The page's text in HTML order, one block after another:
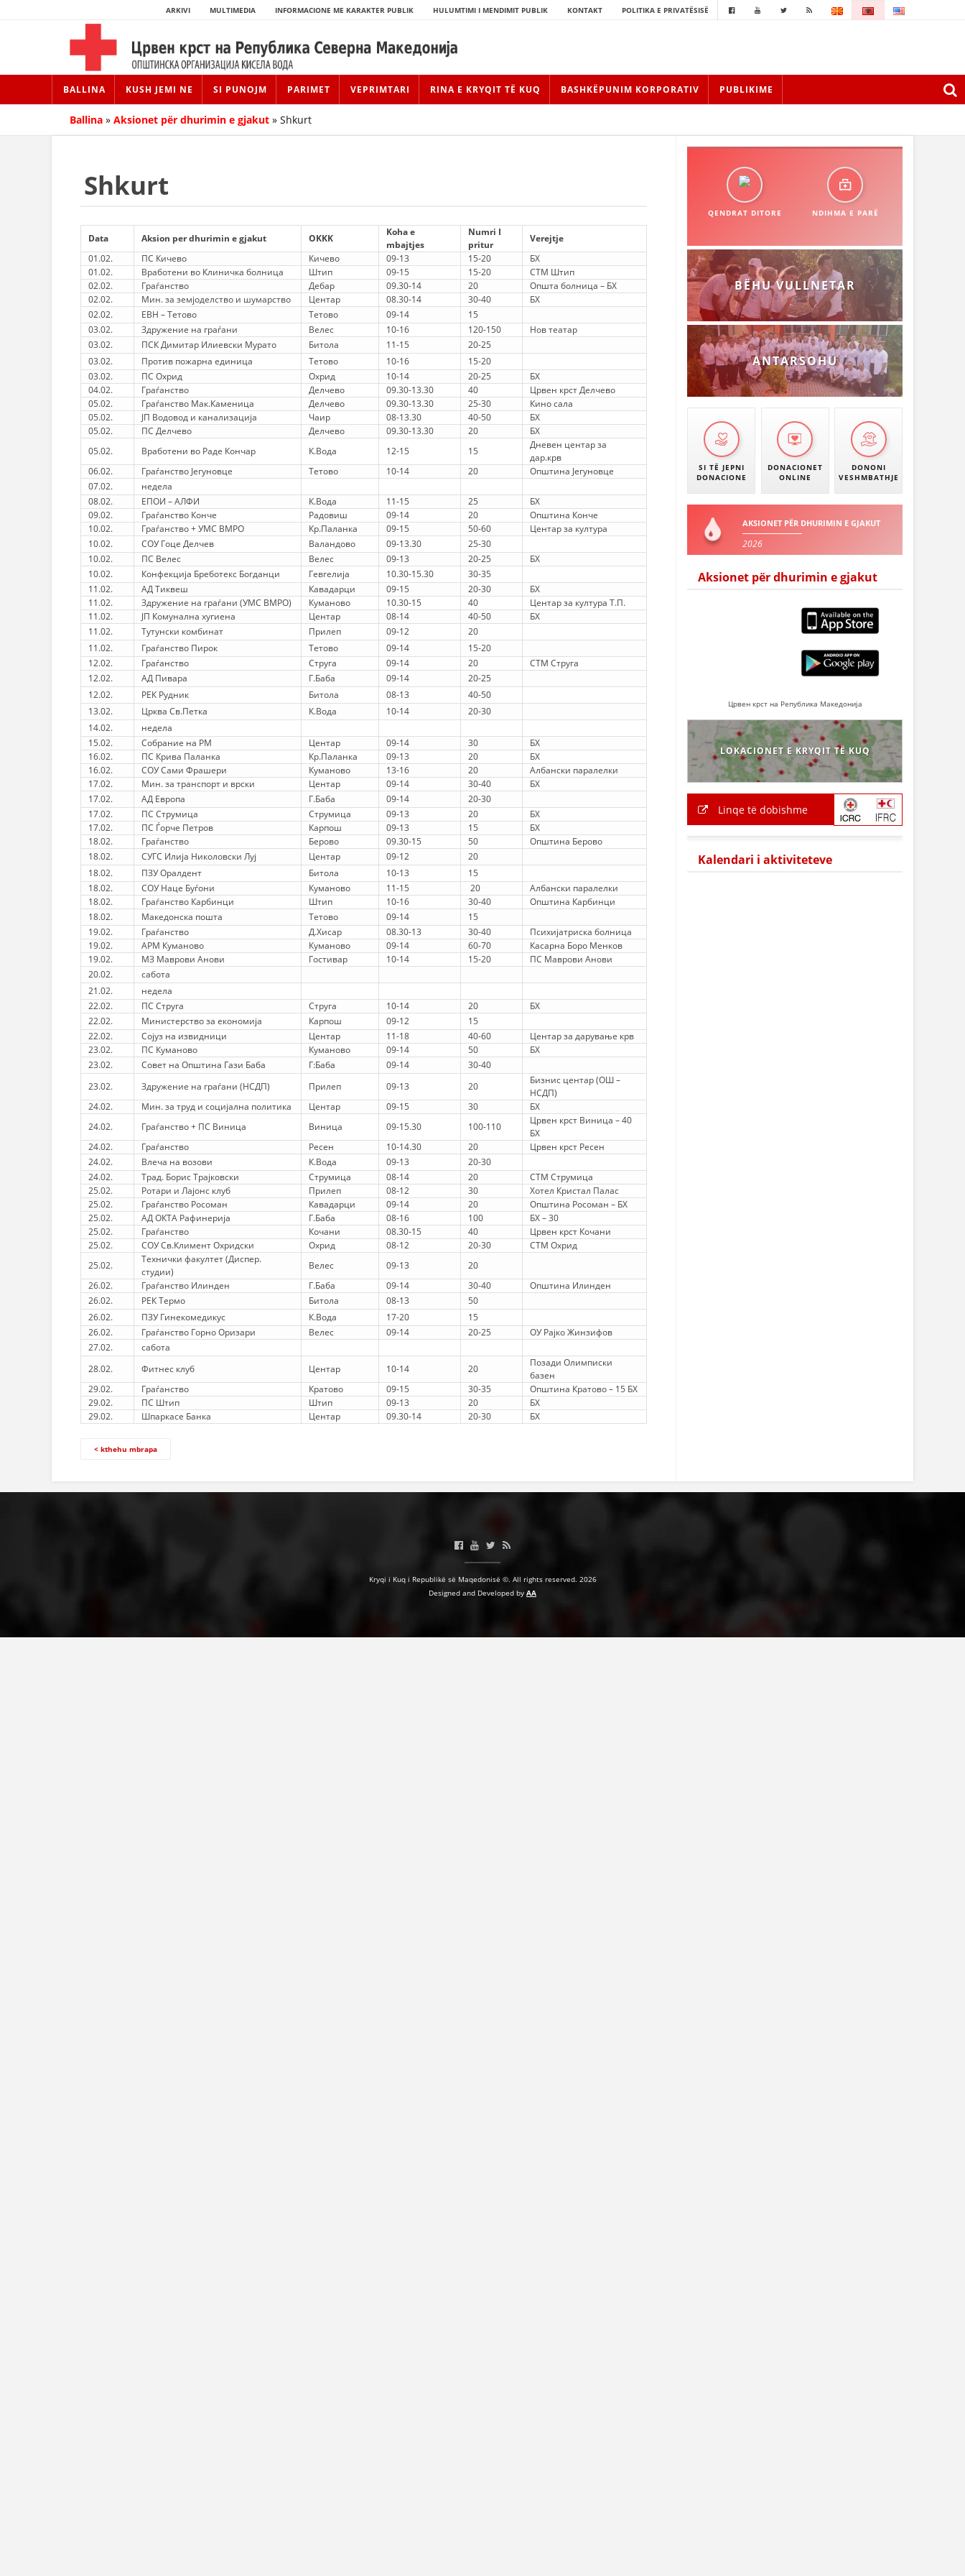
ARKIVI MULTIMEDIA INFORMACIONE ME KARAKTER PUBLIK HULUMTIMI I MENDIMIT PUBLIK KONTAKT POLITIKA E PRIVATËSISË
BALLINA KUSH JEMI NE SI PUNOJM PARIMET VEPRIMTARI RINA E KRYQIT TË KUQ BASHKËPUNIM KORPORATIV PUBLIKIME
HISTORIA E LËVIZJES
HISTORIA E KRYQIT TË KUQ
STRUKTURA E ORGANIZATËS
KONTAKT INFORMACIONE
ANËTARËSIMI NË STRUKTURAT PROFESIONALE
LIGJI I KRYQIT TË KUQ
STATUTI I KRYQIT TË KUQ
ORGANIZIMI DHE ZHVILLIMI
BORDI DREJTUES
KUVENDI
STRUKTURA DHE STRUKTURA ORGANIZATIVE
DISEMINIMI
DREJTA NDERKOMBETARE HUMANITARE
PROMOVIMI I VLERAVE HUMANE
PËRDORIMIN DHE MBROJTJEN E STEMËS
SOCIALO-HUMANITARE
SI TË JEPNI DONACIONE
PËRGATITSHMËRI DHE VEPRIM GJATË KATASTROFAVE
EKIPE PËRGJIGJE DISASTER
STACIONIN E UJIT SHPËTIMIT – VODNO
EOK E CK
PROJEKTE
MARRDHËNJE ME PUBLIKUN
HULUMTIMI I OPINIONIT PUBLIK
BASHKËPUNIM NDËRKOMBËTAR
MARRËVESHJE
PROJEKTE
VEPRIMTARI SHËNDETËSORE PREVENTIVE
NDIHMA E PARË
DHURIMI I GJAKUT
MENAXHIM ME VULLNETARË
KUSH JEMI NE
VEPRIMTARI
DORACAKË
STRATEGJI
Ballina » Aksionet për dhurimin e gjakut » Shkurt
Shkurt
Data Aksion per dhurimin e gjakut ОKKK
Koha e
mbajtjes
Numri I
pritur
Verejtje
01.02.
ПС Кичево Кичево 09-13 15-20
БХ
01.02.
Вработени во Клиничка болница Штип 09-15 15-20
СТМ Штип
02.02.
Граѓанство Дебар 09.30-14 20
Општа болница – БХ
02.02.
Мин. за земјоделство и шумарство Центар 08.30-14 30-40
БХ
02.02.
ЕВН – Тетово Тетово 09-14
15
03.02.
Здружение на граѓани Велес 10-16 120-150
Нов театар
03.02.
ПСК Димитар Илиевски Мурато Битола 11-15
20-25
03.02.
Против пожарна единица Тетово 10-16
15-20
03.02.
ПС Охрид Охрид 10-14 20-25
БХ
04.02.
Граѓанство Делчево 09.30-13.30 40
Црвен крст Делчево
05.02.
Граѓанство Мак.Каменица Делчево 09.30-13.30 25-30
Кино сала
05.02.
ЈП Водовод и канализација Чаир 08-13.30 40-50
БХ
05.02.
ПС Делчево Делчево 09.30-13.30 20
БХ
05.02.
Вработени во Раде Кончар К.Вода 12-15 15
Дневен центар за
дар.крв
06.02.
Граѓанство Јегуновце Тетово 10-14 20
Општина Јегуновце
07.02.
недела
08.02.
ЕПОИ – АЛФИ К.Вода 11-15 25
БХ
09.02.
Граѓанство Конче Радовиш 09-14 20
Општина Конче
10.02.
Граѓанство + УМС ВМРО Кр.Паланка 09-15 50-60
Центар за култура
10.02.
СОУ Гоце Делчев Валандово 09-13.30
25-30
10.02.
ПС Велес Велес 09-13 20-25
БХ
10.02.
Конфекција Бреботекс Богданци Гевгелија 10.30-15.30
30-35
11.02.
АД Тиквеш Кавадарци 09-15 20-30
БХ
11.02.
Здружение на граѓани (УМС ВМРО) Куманово 10.30-15 40
Центар за култура Т.П.
11.02.
ЈП Комунална хугиена Центар 08-14 40-50
БХ
11.02.
Тутунски комбинат Прилеп 09-12
20
11.02.
Граѓанство Пирок Тетово 09-14
15-20
12.02.
Граѓанство Струга 09-14 20
СТМ Струга
12.02.
АД Пивара Г.Баба 09-14
20-25
12.02.
РЕК Рудник Битола 08-13
40-50
13.02.
Црква Св.Петка К.Вода 10-14
20-30
14.02.
недела
15.02.
Собрание на РМ Центар 09-14 30
БХ
16.02.
ПС Крива Паланка Кр.Паланка 09-13 20
БХ
16.02.
СОУ Сами Фрашери Куманово 13-16 20
Албански паралелки
17.02.
Мин. за транспорт и врски Центар 09-14 30-40
БХ
17.02.
АД Европа Г.Баба 09-14
20-30
17.02.
ПС Струмица Струмица 09-13 20
БХ
17.02.
ПС Ѓорче Петров Карпош 09-13 15
БХ
18.02.
Граѓанство Берово 09.30-15 50
Општина Берово
18.02.
СУГС Илија Николовски Луј Центар 09-12
20
18.02.
ПЗУ Оралдент Битола 10-13
15
18.02.
СОУ Наце Буѓони Куманово 11-15 20
Албански паралелки
18.02.
Граѓанство Карбинци Штип 10-16 30-40
Општина Карбинци
18.02.
Македонска пошта Тетово 09-14
15
19.02.
Граѓанство Д.Хисар 08.30-13 30-40
Психијатриска болница
19.02.
АРМ Куманово Куманово 09-14 60-70
Касарна Боро Менков
19.02.
МЗ Маврови Анови Гостивар 10-14 15-20
ПС Маврови Анови
20.02.
сабота
21.02.
недела
22.02.
ПС Струга Струга 10-14 20
БХ
22.02.
Министерство за економија Карпош 09-12
15
22.02.
Сојуз на извидници Центар 11-18 40-60
Центар за дарување крв
23.02.
ПС Куманово Куманово 09-14 50
БХ
23.02.
Совет на Општина Гази Баба Г:Баба 09-14
30-40
23.02.
Здружение на граѓани (НСДП) Прилеп 09-13 20
Бизнис центар (ОШ –
НСДП)
24.02.
Мин. за труд и социјална политика Центар 09-15 30
БХ
24.02.
Граѓанство + ПС Виница Виница 09-15.30 100-110
Црвен крст Виница – 40
БХ
24.02.
Граѓанство Ресен 10-14.30 20
Црвен крст Ресен
24.02.
Влеча на возови К.Вода 09-13
20-30
24.02.
Трад. Борис Трајковски Струмица 08-14 20
СТМ Струмица
25.02.
Ротари и Лајонс клуб Прилеп 08-12 30
Хотел Кристал Палас
25.02.
Граѓанство Росоман Кавадарци 09-14 20
Општина Росоман – БХ
25.02.
АД ОКТА Рафинерија Г.Баба 08-16 100
БХ – 30
25.02.
Граѓанство Кочани 08.30-15 40
Црвен крст Кочани
25.02.
СОУ Св.Климент Охридски Охрид 08-12 20-30
СТМ Охрид
25.02.
Технички факултет (Диспер.
студии)
Велес 09-13
20
26.02.
Граѓанство Илинден Г.Баба 09-14 30-40
Општина Илинден
26.02.
РЕК Термо Битола 08-13
50
26.02.
ПЗУ Гинекомедикус К.Вода 17-20
15
26.02.
Граѓанство Горно Оризари Велес 09-14 20-25
ОУ Рајко Жинзифов
27.02.
сабота
28.02.
Фитнес клуб Центар 10-14 20
Позади Олимписки
базен
29.02.
Граѓанство Кратово 09-15 30-35
Општина Кратово – 15 БХ
29.02.
ПС Штип Штип 09-13 20
БХ
29.02.
Шпаркасе Банка Центар 09.30-14 20-30 БХ
< kthehu mbrapa
QENDRAT DITORE NDIHMA E PARË
BËHU VULLNETAR
ANTARSOHU
SI TË JEPNI
DONACIONE
DONACIONET
ONLINE
DONONI
VESHMBATHJE
AKSIONET PËR DHURIMIN E GJAKUT
2026
Aksionet për dhurimin e gjakut
Црвен крст на Република Македонија
LOKACIONET E KRYQIT TË KUQ
Linqe të dobishme
Kalendari i aktiviteteve
Kryqi i Kuq i Republikë së Maqedonisë ©. All rights reserved. 2026
Designed and Developed by AA